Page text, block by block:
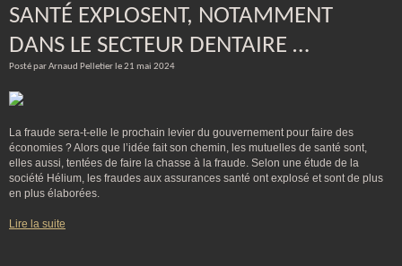
SANTÉ EXPLOSENT, NOTAMMENT
DANS LE SECTEUR DENTAIRE …
Posté par Arnaud Pelletier le 21 mai 2024
La fraude sera-t-elle le prochain levier du gouvernement pour faire des
économies ? Alors que l’idée fait son chemin, les mutuelles de santé sont,
elles aussi, tentées de faire la chasse à la fraude. Selon une étude de la
société Hélium, les fraudes aux assurances santé ont explosé et sont de plus
en plus élaborées.
Lire la suite